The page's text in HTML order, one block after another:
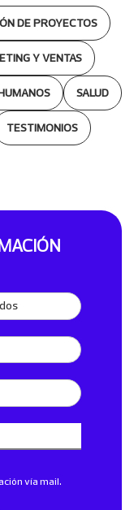
DE PROYECTOS
Y VENTAS
SALUD
TESTIMONIOS
vía mail.